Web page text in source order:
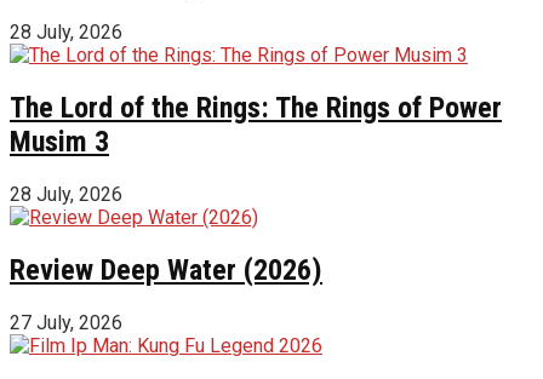
28 July, 2026
The Lord of the Rings: The Rings of Power
Musim 3
28 July, 2026
Review Deep Water (2026)
27 July, 2026